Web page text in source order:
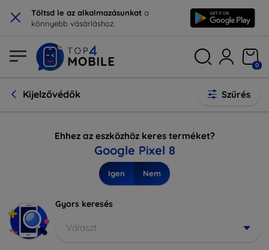
× Töltsd le az alkalmazásunkat a
könnyebb vásárláshoz.
0
Kijelzővédők Szűrés
Ehhez az eszközhöz keres terméket?
Google Pixel 8
Igen Nem
Gyors keresés
Választ